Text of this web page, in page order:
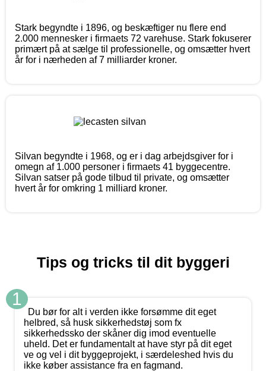
Stark begyndte i 1896, og beskæftiger nu flere end
2.000 mennesker i firmaets 72 varehuse. Stark fokuserer
primært på at sælge til professionelle, og omsætter hvert
år for i nærheden af 7 milliarder kroner.
Silvan begyndte i 1968, og er i dag arbejdsgiver for i
omegn af 1.000 personer i firmaets 41 byggecentre.
Silvan satser på gode tilbud til private, og omsætter
hvert år for omkring 1 milliard kroner.
Tips og tricks til dit byggeri
1
Du bør for alt i verden ikke forsømme dit eget
helbred, så husk sikkerhedstøj som fx
sikkerhedssko der skåner dig imod eventuelle
uheld. Det er fundamentalt at have styr på dit eget
ve og vel i dit byggeprojekt, i særdeleshed hvis du
ikke køber assistance fra en fagmand.